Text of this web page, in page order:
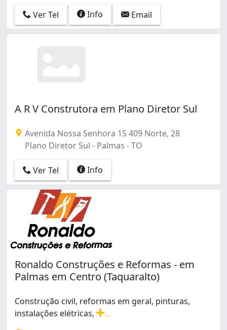
Ver Tel Info Email
A R V Construtora em Plano Diretor Sul
Avenida Nossa Senhora 15 409 Norte, 28
Plano Diretor Sul - Palmas - TO
Ver Tel Info
Ronaldo Construções e Reformas - em
Palmas em Centro (Taquaralto)
Construção civil, reformas em geral, pinturas,
instalações elétricas,